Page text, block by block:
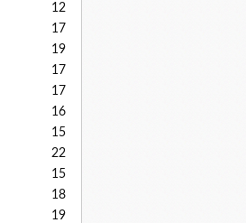
12
17
19
17
17
16
15
22
15
18
19